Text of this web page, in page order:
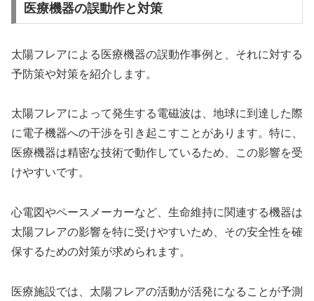
医療機器の誤動作と対策
太陽フレアによる医療機器の誤動作事例と、それに対する
予防策や対策を紹介します。
太陽フレアによって発生する電磁波は、地球に到達した際
に電子機器への干渉を引き起こすことがあります。特に、
医療機器は精密な技術で動作しているため、この影響を受
けやすいです。
心電図やペースメーカーなど、生命維持に関連する機器は
太陽フレアの影響を特に受けやすいため、その安全性を確
保するための対策が求められます。
医療施設では、太陽フレアの活動が活発になることが予測